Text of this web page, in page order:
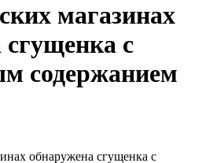
магазинах
с
содержанием